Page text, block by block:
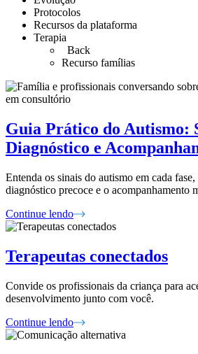
Protocolos
Recursos da plataforma
Terapia
Back
Recurso famílias
Guia Prático do Autismo:
Diagnóstico e
Entenda os sinais do autismo em cada
diagnóstico precoce e o acompanhamento
Continue lendo
Terapeutas conectados
Convide os profissionais da criança para
desenvolvimento junto com você.
Continue lendo